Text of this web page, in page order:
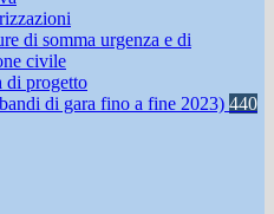
di somma urgenza e di
civile
di progetto
di gara fino a fine 2023) 440